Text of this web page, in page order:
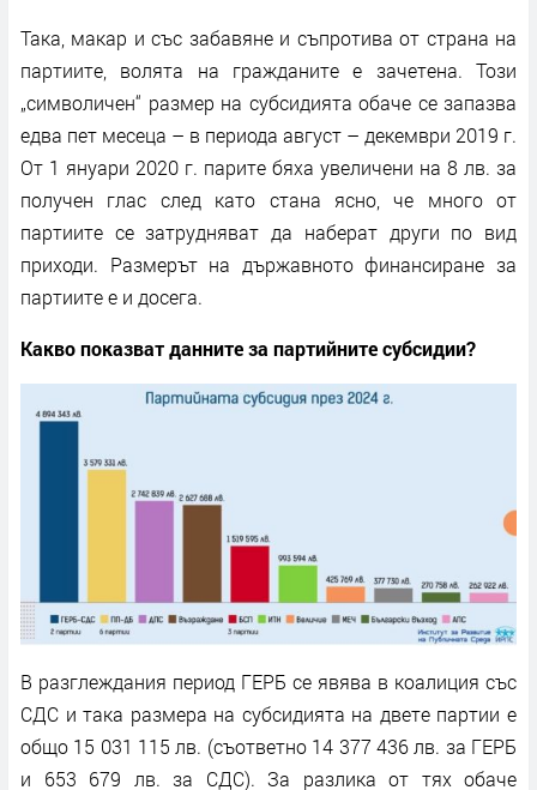
Така, макар и със забавяне и съпротива от страна на
партиите, волята на гражданите е зачетена. Този
„символичен“ размер на субсидията обаче се запазва
едва пет месеца – в периода август – декември 2019 г.
От 1 януари 2020 г. парите бяха увеличени на 8 лв. за
получен глас след като стана ясно, че много от
партиите се затрудняват да наберат други по вид
приходи. Размерът на държавното финансиране за
партиите е и досега.
Какво показват данните за партийните субсидии?
В разглеждания период ГЕРБ се явява в коалиция със
СДС и така размера на субсидията на двете партии е
общо 15 031 115 лв. (съответно 14 377 436 лв. за ГЕРБ
и 653 679 лв. за СДС). За разлика от тях обаче